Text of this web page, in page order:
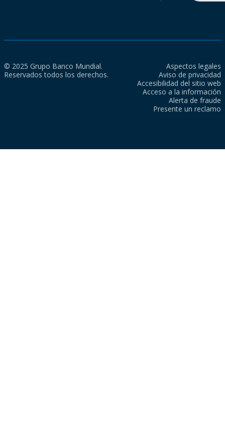
© 2025 Grupo Banco Mundial.
Reservados todos los derechos.
Aspectos legales
Aviso de privacidad
Accesibilidad del sitio web
Acceso a la información
Alerta de fraude
Presente un reclamo